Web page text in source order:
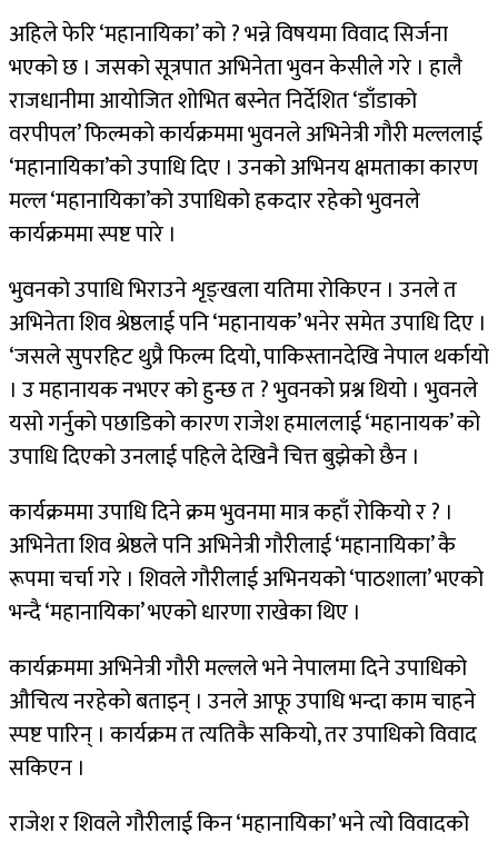
अहिले फेरि ‘महानायिका’ को ? भन्ने विषयमा विवाद सिर्जना
भएको छ । जसको सूत्रपात अभिनेता भुवन केसीले गरे । हालै
राजधानीमा आयोजित शोभित बस्नेत निर्देशित ‘डाँडाको
वरपीपल’ फिल्मको कार्यक्रममा भुवनले अभिनेत्री गौरी मल्ललाई
‘महानायिका’को उपाधि दिए । उनको अभिनय क्षमताका कारण
मल्ल ‘महानायिका’को उपाधिको हकदार रहेको भुवनले
कार्यक्रममा स्पष्ट पारे ।
भुवनको उपाधि भिराउने शृङ्खला यतिमा रोकिएन । उनले त
अभिनेता शिव श्रेष्ठलाई पनि ‘महानायक’ भनेर समेत उपाधि दिए ।
‘जसले सुपरहिट थुप्रै फिल्म दियो, पाकिस्तानदेखि नेपाल थर्कायो
। उ महानायक नभएर को हुन्छ त ? भुवनको प्रश्न थियो । भुवनले
यसो गर्नुको पछाडिको कारण राजेश हमाललाई ‘महानायक’ को
उपाधि दिएको उनलाई पहिले देखिनै चित्त बुझेको छैन ।
कार्यक्रममा उपाधि दिने क्रम भुवनमा मात्र कहाँ रोकियो र ? ।
अभिनेता शिव श्रेष्ठले पनि अभिनेत्री गौरीलाई ‘महानायिका’ कै
रूपमा चर्चा गरे । शिवले गौरीलाई अभिनयको ‘पाठशाला’ भएको
भन्दै ‘महानायिका’ भएको धारणा राखेका थिए ।
कार्यक्रममा अभिनेत्री गौरी मल्लले भने नेपालमा दिने उपाधिको
औचित्य नरहेको बताइन् । उनले आफू उपाधि भन्दा काम चाहने
स्पष्ट पारिन् । कार्यक्रम त त्यतिकै सकियो, तर उपाधिको विवाद
सकिएन ।
राजेश र शिवले गौरीलाई किन ‘महानायिका’ भने त्यो विवादको